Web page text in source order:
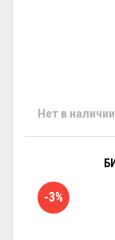
Нет в наличии
-3%